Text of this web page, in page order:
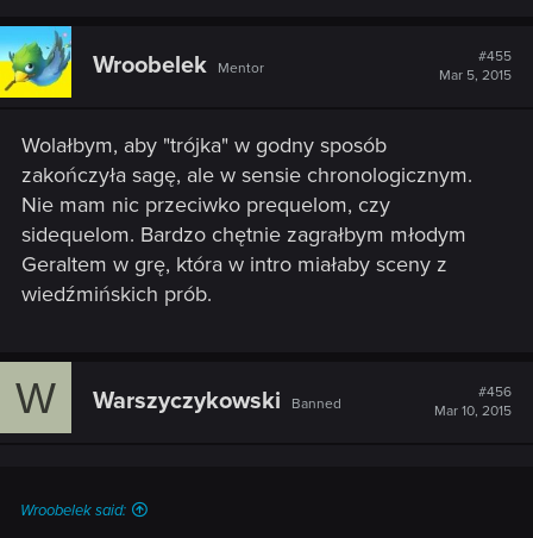
c
t
i
o
Wroobelek Mentor
#455
Mar 5, 2015
Wolałbym, aby "trójka" w godny sposób
zakończyła sagę, ale w sensie chronologicznym.
Nie mam nic przeciwko prequelom, czy
sidequelom. Bardzo chętnie zagrałbym młodym
Geraltem w grę, która w intro miałaby sceny z
wiedźmińskich prób.
W Warszyczykowski Banned
#456
Mar 10, 2015
Wroobelek said: